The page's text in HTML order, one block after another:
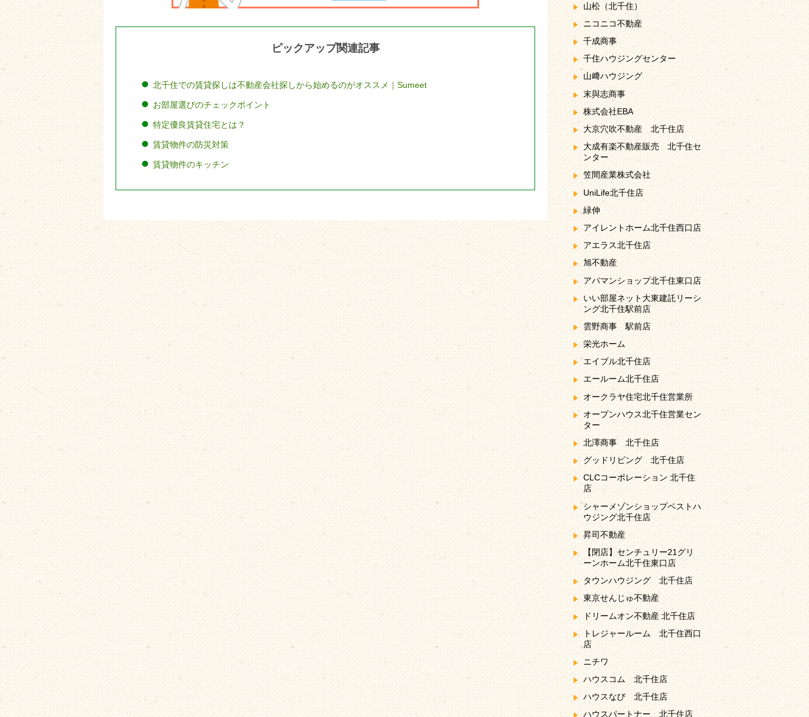
ピックアップ関連記事
北千住での賃貸探しは不動産会社探しから始めるのがオススメ｜Sumeet
お部屋選びのチェックポイント
特定優良賃貸住宅とは？
賃貸物件の防災対策
賃貸物件のキッチン
山松（北千住）
ニコニコ不動産
千成商事
千住ハウジングセンター
山﨑ハウジング
末與志商事
株式会社EBA
大京穴吹不動産 北千住店
大成有楽不動産販売 北千住セ
ンター
笠間産業株式会社
UniLife北千住店
緑伸
アイレントホーム北千住西口店
アエラス北千住店
旭不動産
アパマンショップ北千住東口店
いい部屋ネット大東建託リーシ
ング北千住駅前店
雲野商事 駅前店
栄光ホーム
エイブル北千住店
エールーム北千住店
オークラヤ住宅北千住営業所
オープンハウス北千住営業セン
ター
北澤商事 北千住店
グッドリビング 北千住店
CLCコーポレーション 北千住
店
シャーメゾンショップベストハ
ウジング北千住店
昇司不動産
【閉店】センチュリー21グリ
ーンホーム北千住東口店
タウンハウジング 北千住店
東京せんじゅ不動産
ドリームオン不動産 北千住店
トレジャールーム 北千住西口
店
ニチワ
ハウスコム 北千住店
ハウスなび 北千住店
ハウスパートナー 北千住店